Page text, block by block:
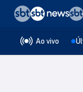
Ao vivo
❮voltar